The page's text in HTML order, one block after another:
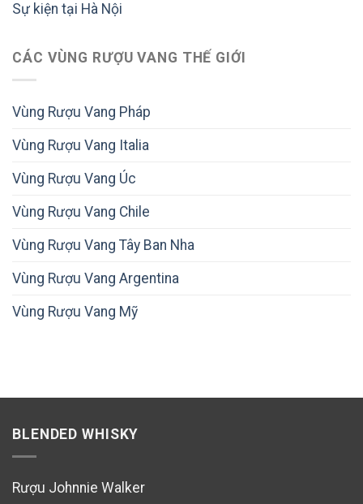
Sự kiện tại Hà Nội
CÁC VÙNG RƯỢU VANG THẾ GIỚI
Vùng Rượu Vang Pháp
Vùng Rượu Vang Italia
Vùng Rượu Vang Úc
Vùng Rượu Vang Chile
Vùng Rượu Vang Tây Ban Nha
Vùng Rượu Vang Argentina
Vùng Rượu Vang Mỹ
BLENDED WHISKY
Rượu Johnnie Walker